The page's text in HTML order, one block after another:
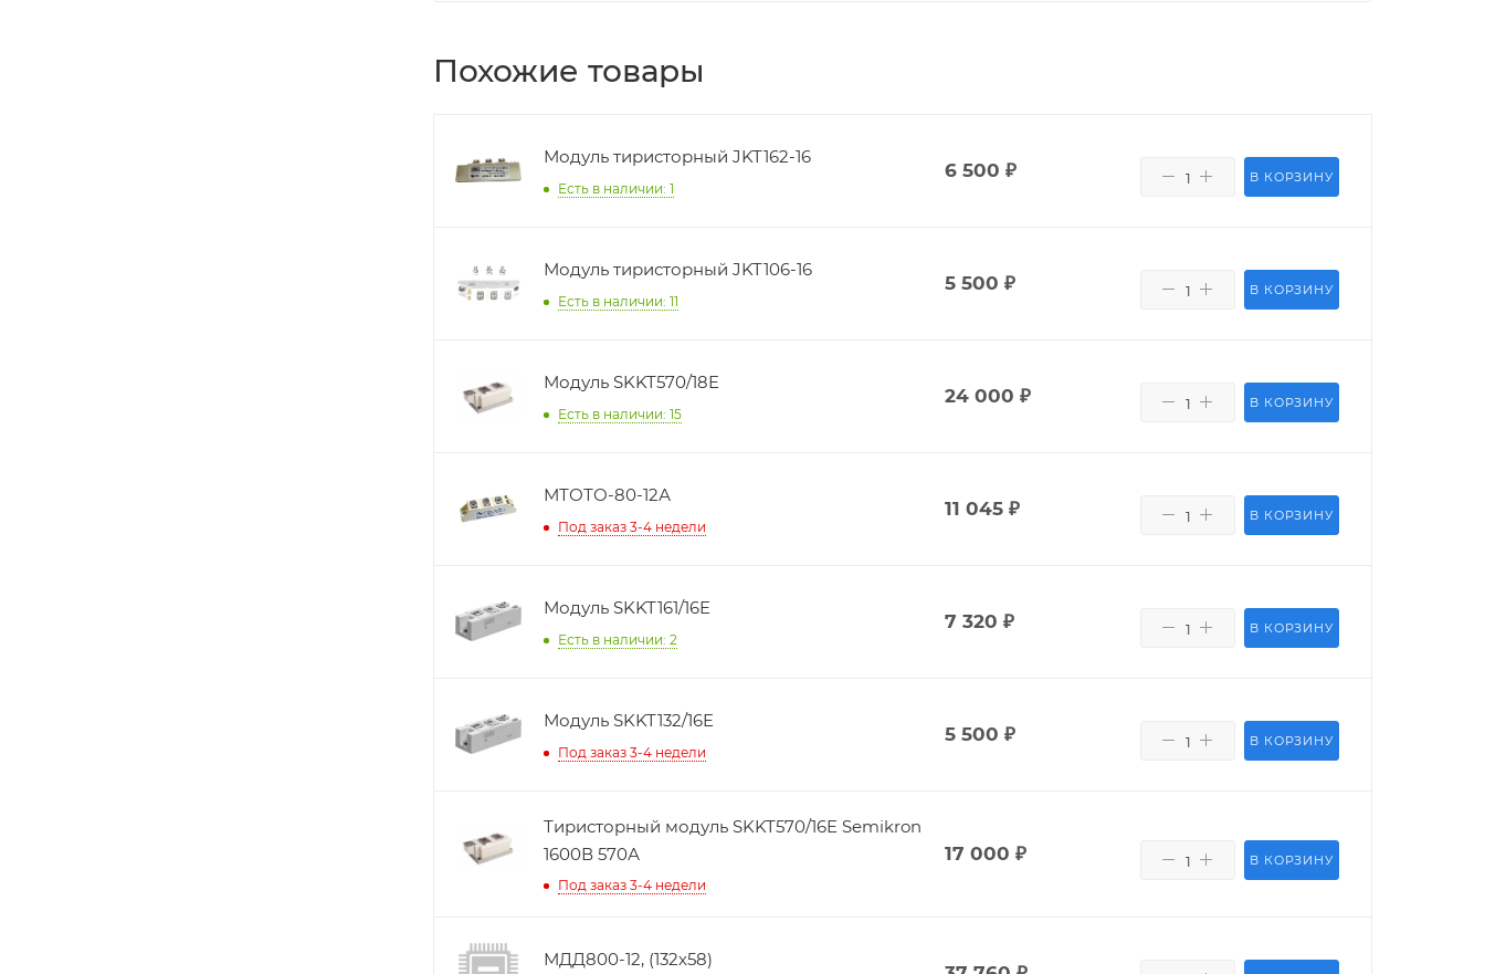
Похожие товары
Модуль тиристорный JKT162-16
Есть в наличии: 1
6 500 ₽ В КОРЗИНУ
Модуль тиристорный JKT106-16
Есть в наличии: 11
5 500 ₽ В КОРЗИНУ
Модуль SKKT570/18E
Есть в наличии: 15
24 000 ₽ В КОРЗИНУ
МТОТО-80-12А
Под заказ 3-4 недели
11 045 ₽ В КОРЗИНУ
Модуль SKKT161/16E
Есть в наличии: 2
7 320 ₽ В КОРЗИНУ
Модуль SKKT132/16E
Под заказ 3-4 недели
5 500 ₽ В КОРЗИНУ
Тиристорный модуль SKKT570/16E Semikron
1600В 570А
Под заказ 3-4 недели
17 000 ₽ В КОРЗИНУ
МДД800-12, (132х58)